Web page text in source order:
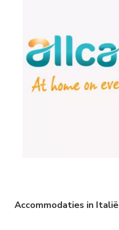
Accommodaties in Italië